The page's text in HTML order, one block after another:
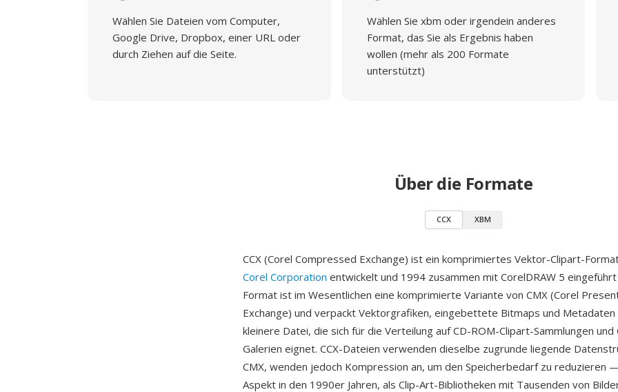
Wählen Sie Dateien vom Computer,
Google Drive, Dropbox, einer URL oder
durch Ziehen auf die Seite.
Wählen Sie xbm oder irgendein anderes
Format, das Sie als Ergebnis haben
wollen (mehr als 200 Formate
unterstützt)
Über die Formate
CCX XBM
CCX (Corel Compressed Exchange) ist ein komprimiertes Vektor-Clipart-
Corel Corporation entwickelt und 1994 zusammen mit CorelDRAW 5
Format ist im Wesentlichen eine komprimierte Variante von CMX (Corel
Exchange) und verpackt Vektorgrafiken, eingebettete Bitmaps und Metadaten
kleinere Datei, die sich für die Verteilung auf CD-ROM-Clipart-Sammlungen und
Galerien eignet. CCX-Dateien verwenden dieselbe zugrunde liegende
CMX, wenden jedoch Kompression an, um den Speicherbedarf zu reduzieren
Aspekt in den 1990er Jahren, als Clip-Art-Bibliotheken mit Tausenden von